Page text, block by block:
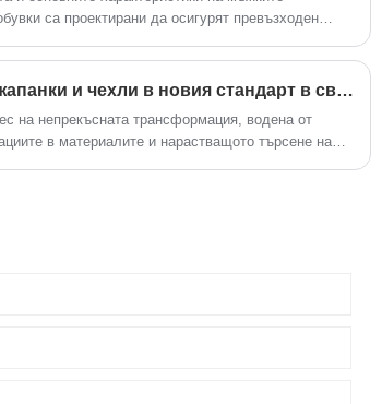
са проектирани да осигурят превъзходен
с краката. С акцент върху издръжливостта,
как ортопедичните джапанки могат да
подобрят цялостното ви преживяване при ходене.
Превръщат ли се дамските джапанки и чехли в новия стандарт в световните тенденции в комфортните обувки?
на непрекъсната трансформация, водена от
в материалите и нарастващото търсене на